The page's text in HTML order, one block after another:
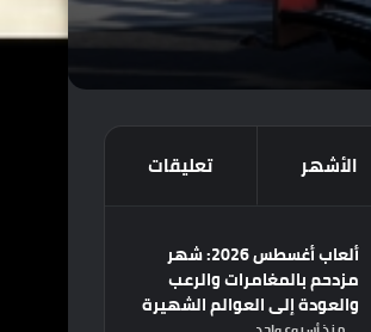
الأشهر تعليقات
ألعاب أغسطس 2026: شهر
مزدحم بالمغامرات والرعب
والعودة إلى العوالم الشهيرة